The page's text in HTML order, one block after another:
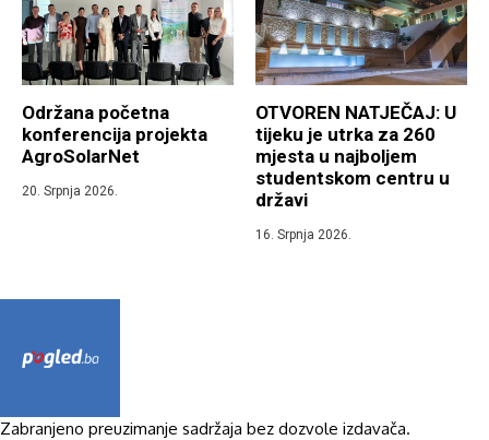
Održana početna
konferencija projekta
AgroSolarNet
20. Srpnja 2026.
OTVOREN NATJEČAJ: U
tijeku je utrka za 260
mjesta u najboljem
studentskom centru u
državi
16. Srpnja 2026.
Zabranjeno preuzimanje sadržaja bez dozvole izdavača.